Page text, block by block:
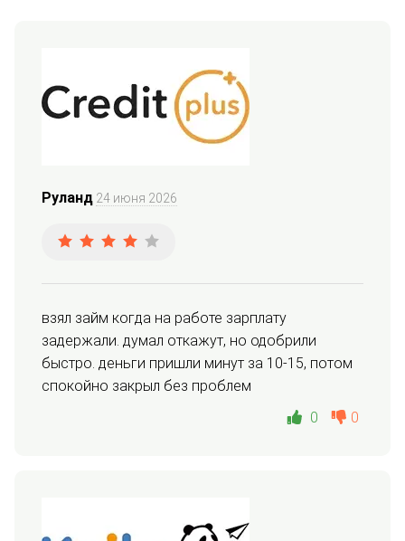
Руланд 24 июня 2026
взял займ когда на работе зарплату
задержали. думал откажут, но одобрили
быстро. деньги пришли минут за 10-15, потом
спокойно закрыл без проблем
0
0